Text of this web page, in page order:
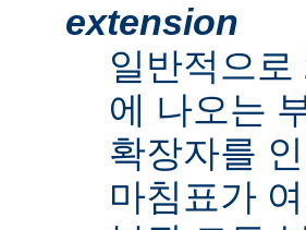
extension
일반적으로
에 나오는
확장자를
마침표가